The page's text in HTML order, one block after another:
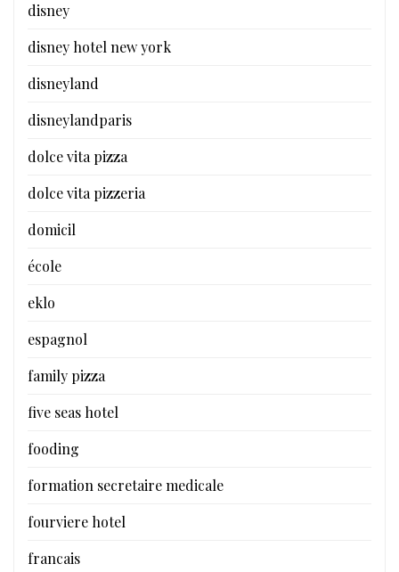
disney
disney hotel new york
disneyland
disneylandparis
dolce vita pizza
dolce vita pizzeria
domicil
école
eklo
espagnol
family pizza
five seas hotel
fooding
formation secretaire medicale
fourviere hotel
francais